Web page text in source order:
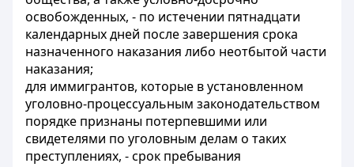
освобожденных, - по истечении пятнадцати
календарных дней после завершения срока
назначенного наказания либо неотбытой части
наказания;
для иммигрантов, которые в установленном
уголовно-процессуальным законодательством
порядке признаны потерпевшими или
свидетелями по уголовным делам о таких
преступлениях, - срок пребывания